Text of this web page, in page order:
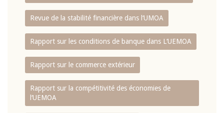
Revue de la stabilité financière dans l‘UMOA
Rapport sur les conditions de banque dans L‘UEMOA
Rapport sur le commerce extérieur
Rapport sur la compétitivité des économies de
l‘UEMOA